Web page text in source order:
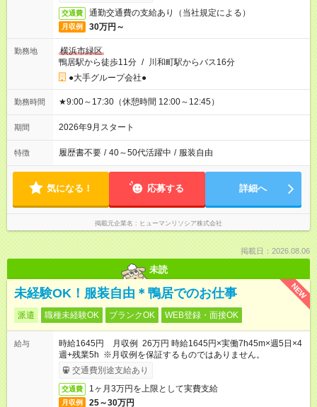
交通費 通勤交通費の支給あり（当社規定による）
月収例 30万円～
勤務地
横浜市緑区
鴨居駅から徒歩11分 / 川和町駅からバス16分
●大手グループ会社●
勤務時間 ★9:00～17:30（休憩時間 12:00～12:45）
期間 2026年9月スタート
特徴 履歴書不要 / 40～50代活躍中 / 服装自由
気になる！ 応募する 詳細へ
掲載元企業名 ヒューマンリソシア株式会社
掲載日：2026.08.06
未読
NEW
未経験OK！服装自由＊鴨居でのお仕事
派遣 職種未経験OK ブランクOK WEB登録・面接OK
給与
時給1645円 月収例 26万円 時給1645円×実働7h45m×週5日×4
週+残業5h ※月収例を保証するものではありません。
交通費別途支給あり
交通費 1ヶ月3万円を上限として実費支給
月収例 25～30万円